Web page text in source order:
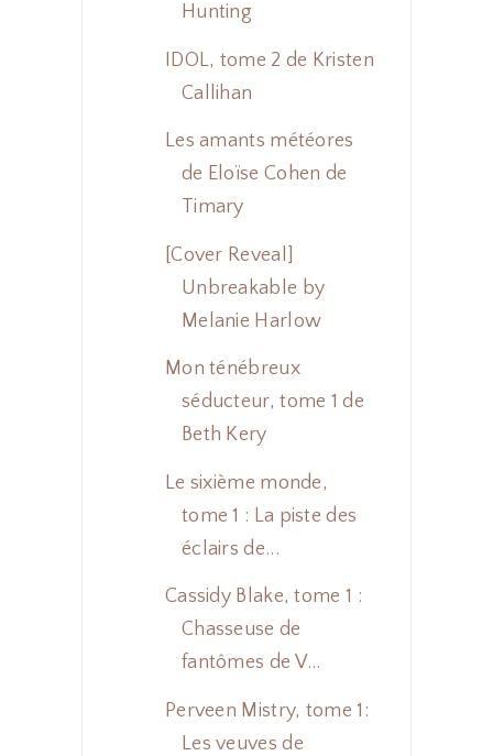
Hunting
IDOL, tome 2 de Kristen
Callihan
Les amants météores
de Eloïse Cohen de
Timary
[Cover Reveal]
Unbreakable by
Melanie Harlow
Mon ténébreux
séducteur, tome 1 de
Beth Kery
Le sixième monde,
tome 1 : La piste des
éclairs de...
Cassidy Blake, tome 1 :
Chasseuse de
fantômes de V...
Perveen Mistry, tome 1:
Les veuves de